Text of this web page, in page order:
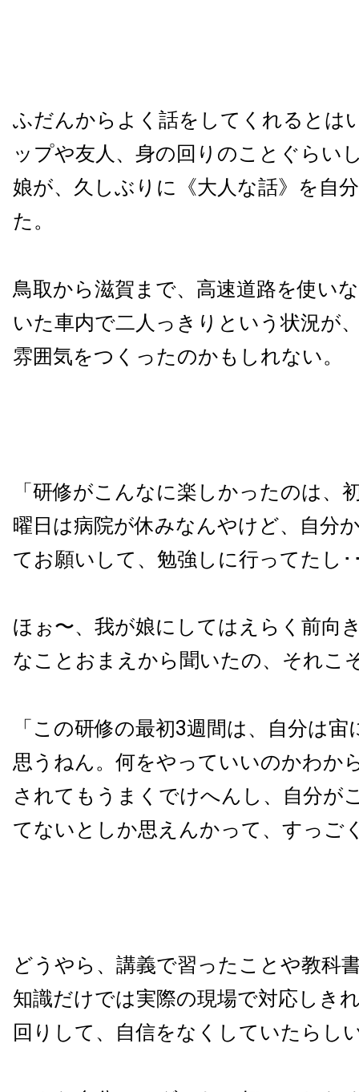
ふだんからよく話をしてくれるとは
ップや友人、身の回りのことぐらい
娘が、久しぶりに《大人な話》を自
た。
鳥取から滋賀まで、高速道路を使い
いた車内で二人っきりという状況が
雰囲気をつくったのかもしれない。
「研修がこんなに楽しかったのは、
曜日は病院が休みなんやけど、自分
てお願いして、勉強しに行ってたし･
ほぉ〜、我が娘にしてはえらく前向
なことおまえから聞いたの、それこ
「この研修の最初3週間は、自分は
思うねん。何をやっていいのかわか
されてもうまくでけへんし、自分が
てないとしか思えんかって、すっご
どうやら、講義で習ったことや教科
知識だけでは実際の現場で対応しき
回りして、自信をなくしていたらし